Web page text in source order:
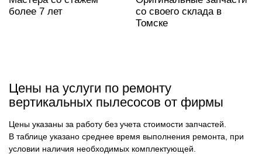
более 7 лет
со своего склада в
Томске
Цены на услуги по ремонту
вертикальных пылесосов от фирмы
Цены указаны за работу без учета стоимости запчастей.
В таблице указано среднее время выполнения ремонта, при
условии наличия необходимых комплектующей.